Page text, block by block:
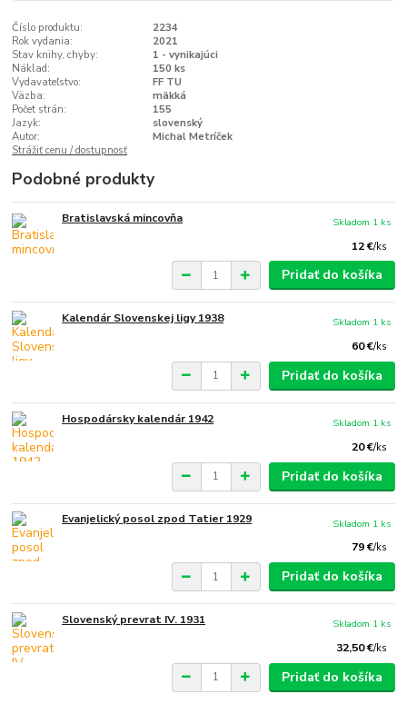
Číslo produktu:
2234
Rok vydania:
2021
Stav knihy, chyby:
1 - vynikajúci
Náklad:
150 ks
Vydavateľstvo:
FF TU
Väzba:
mäkká
Počet strán:
155
Jazyk:
slovenský
Autor:
Michal Metríček
Strážiť cenu / dostupnosť
Podobné produkty
Bratislavská mincovňa
12 €/ks
Skladom 1 ks
Pridať do košíka
Kalendár Slovenskej ligy 1938
60 €/ks
Skladom 1 ks
Pridať do košíka
Hospodársky kalendár 1942
20 €/ks
Skladom 1 ks
Pridať do košíka
Evanjelický posol zpod Tatier 1929
79 €/ks
Skladom 1 ks
Pridať do košíka
Slovenský prevrat IV. 1931
32,50 €/ks
Skladom 1 ks
Pridať do košíka